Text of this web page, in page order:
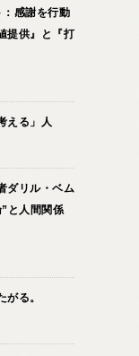
感謝を行動
提供』と『打
える」人
ダリル・ベム
と人間関係
る。